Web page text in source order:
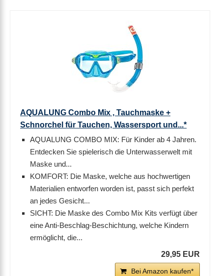
AQUALUNG Combo Mix , Tauchmaske +
Schnorchel für Tauchen, Wassersport und...*
AQUALUNG COMBO MIX: Für Kinder ab 4 Jahren.
Entdecken Sie spielerisch die Unterwasserwelt mit
Maske und...
KOMFORT: Die Maske, welche aus hochwertigen
Materialien entworfen worden ist, passt sich perfekt
an jedes Gesicht...
SICHT: Die Maske des Combo Mix Kits verfügt über
eine Anti-Beschlag-Beschichtung, welche Kindern
ermöglicht, die...
29,95 EUR
Bei Amazon kaufen*